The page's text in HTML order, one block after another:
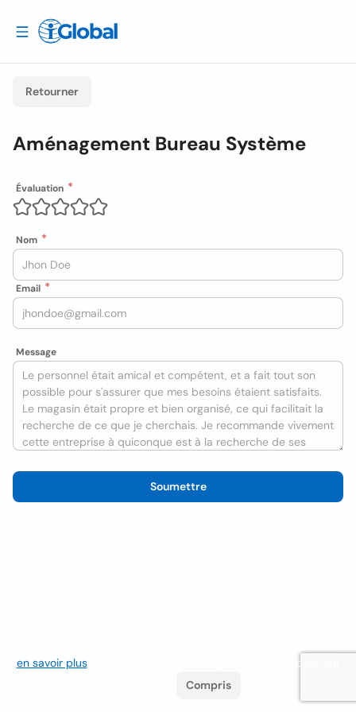
Retourner
Aménagement Bureau Système
Évaluation
Nom
Email
Message
Soumettre
en savoir plus. Si vous continuez à naviguer, vous acceptez leur
Compris